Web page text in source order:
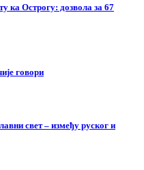
ка Острогу: дозвола за 67
говори
свет – између руског и